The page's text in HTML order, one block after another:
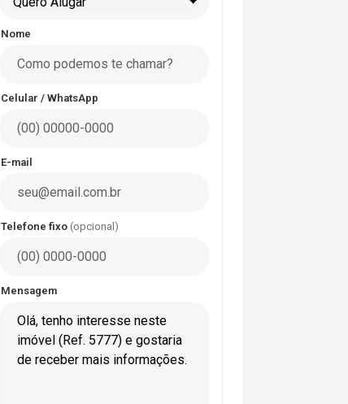
Nome
Celular / WhatsApp
E-mail
Telefone fixo (opcional)
Mensagem